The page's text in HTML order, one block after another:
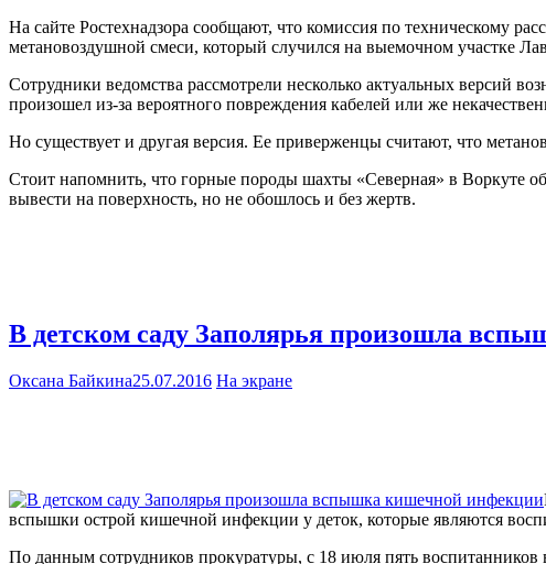
На сайте Ростехнадзора сообщают, что комиссия по техническому
метановоздушной смеси, который случился на выемочном участке
Сотрудники ведомства рассмотрели несколько актуальных версий
произошел из-за вероятного повреждения кабелей или же
Но существует и другая версия. Ее приверженцы считают, что
Стоит напомнить, что горные породы шахты «Северная» в Воркуте
вывести на поверхность, но не обошлось и без жертв.
В детском саду Заполярья произошла
Оксана Байкина25.07.2016 На экране
вспышки острой кишечной инфекции у деток, которые являются
По данным сотрудников прокуратуры, с 18 июля пять